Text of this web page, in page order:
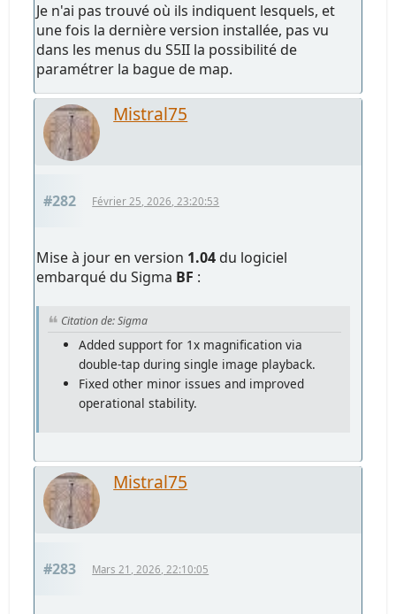
Je n'ai pas trouvé où ils indiquent lesquels, et
une fois la dernière version installée, pas vu
dans les menus du S5II la possibilité de
paramétrer la bague de map.
Mistral75
#282 Février 25, 2026, 23:20:53
Mise à jour en version 1.04 du logiciel
embarqué du Sigma BF :
Citation de: Sigma
Added support for 1x magnification via
double-tap during single image playback.
Fixed other minor issues and improved
operational stability.
Mistral75
#283 Mars 21, 2026, 22:10:05